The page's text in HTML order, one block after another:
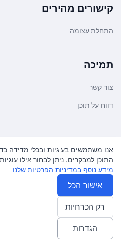
קישורים מהירים
התחלת עצומה
תמיכה
צור קשר
דווח על תוכן
משפטי ועדכונים
מדיניות פרטיות
תנאי שימוש
© 2026 עצומה. כל הזכויות שמורות.
אנו משתמשים בעוגיות ובכלי מדידה
התוכן למבקרים. ניתן לבחור אילו
מידע נוסף במדיניות הפרטיות שלנו
אישור הכל
רק הכרחיות
הגדרות